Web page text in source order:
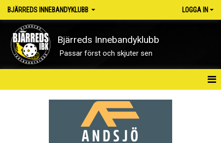
BJÄRREDS INNEBANDYKLUBB LOGGA IN
Bjärreds Innebandyklubb
Passar först och skjuter sen